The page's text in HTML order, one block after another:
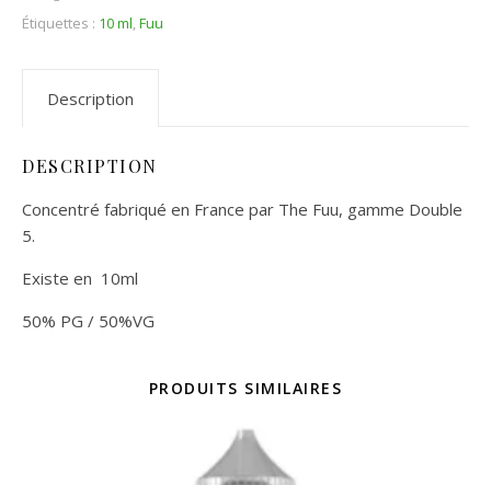
Étiquettes : 10 ml,Fuu
Description
DESCRIPTION
Concentré fabriqué en France par The Fuu, gamme Double
5.
Existe en 10ml
50% PG / 50%VG
PRODUITS SIMILAIRES